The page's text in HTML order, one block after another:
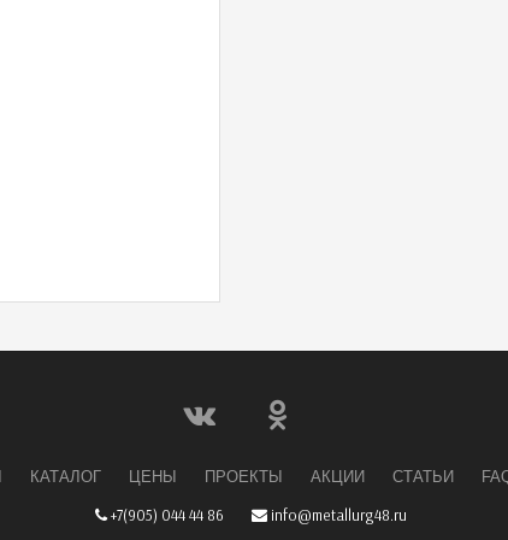
КАТАЛОГ ЦЕНЫ ПРОЕКТЫ АКЦИИ СТАТЬИ
+7(905) 044 44 86 info@metallurg48.ru